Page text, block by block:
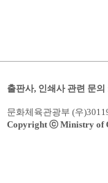
출판사, 인쇄사 관련 문의
문화체육관광부 (우
Copyright ⓒ Ministry of